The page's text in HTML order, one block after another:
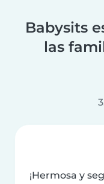
Babysits
las
¡Hermosa y